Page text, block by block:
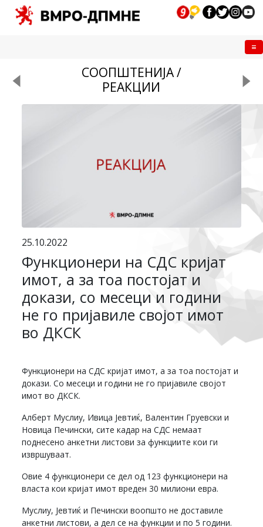
СООПШТЕНИЈА /
РЕАКЦИИ
25.10.2022
Функционери на СДС кријат
имот, а за тоа постојат и
докази, со месеци и години
не го пријавиле својот имот
во ДКСК
Функционери на СДС кријат имот, а за тоа постојат и
докази. Со месеци и години не го пријавиле својот
имот во ДКСК.
Алберт Муслиу, Ивица Јевтиќ, Валентин Груевски и
Новица Печински, сите кадар на СДС немаат
поднесено анкетни листови за функциите кои ги
извршуваат.
Овие 4 функционери се дел од 123 функционери на
власта кои кријат имот вреден 30 милиони евра.
Муслиу, Јевтиќ и Печински воопшто не доставиле
анкетни листови, а дел се на функции и по 5 години.